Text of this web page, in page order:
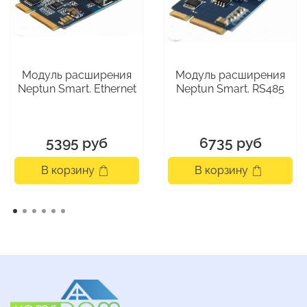
• Контроль показаний расхода воды с приборов
учета ГВС и ХВС
Состав комплекта
• Кран шаровый с электроприводом Neptun PROFI
12В - 2 шт.
• Блок питания 12В - 1 шт.
Законченное комплексное решение для
беспроводным комплектом Profi с
нержавеющими кранами и расширенным
Модуль расширения
Neptun Smart. Ethernet
5395 руб
В корзину
Модуль расширения
Neptun Smart. RS485
6735 руб
В корзину